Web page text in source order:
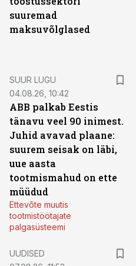
suuremad
maksuvõlglased
SUUR LUGU
04.08.26, 10:42
ABB palkab Eestis
tänavu veel 90 inimest.
Juhid avavad plaane:
suurem seisak on läbi,
uue aasta
tootmismahud on ette
müüdud
Ettevõte muutis
tootmistöötajate
palgasüsteemi
UUDISED